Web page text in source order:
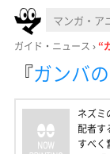
ガイド・ニュース “
『ガンバ
ネズミ
配者す
すべく